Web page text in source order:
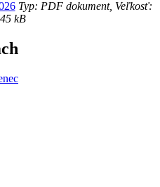
Typ: PDF dokument, Veľkosť:
kB